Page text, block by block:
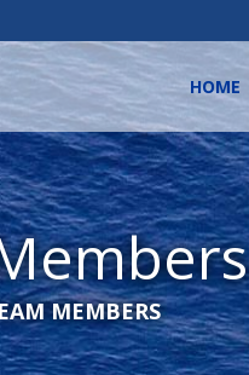
HOME
MEMBERS